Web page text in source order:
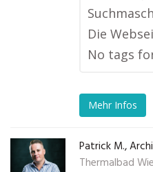
Die
No tags
Mehr Infos
Patrick M.,
Thermalbad